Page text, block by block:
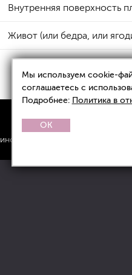
Внутренняя поверхность
Живот (или бедра, или
информацию
Мы используем cookie-
соглашаетесь с
Подробнее: Политика в
OK